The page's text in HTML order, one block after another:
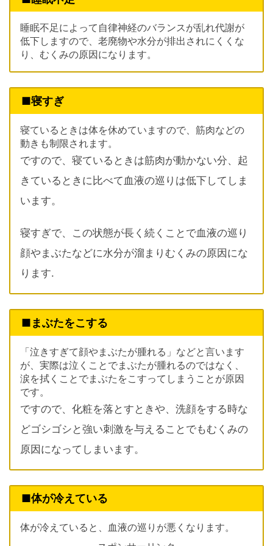
睡眠不足によって自律神経のバランスが乱れ代謝が
低下しますので、老廃物や水分が排出されにくくな
り、むくみの原因になります。
■寝すぎ
寝ているときは体を休めていますので、筋肉などの
動きも制限されます。
ですので、寝ているときは筋肉が動かない分、起
きているときに比べて血液の巡りは低下してしま
います。
寝すぎで、この状態が長く続くことで血液の巡り
顔やまぶたなどに水分が溜まりむくみの原因にな
ります.
■まぶたをこする
「泣きすぎて顔やまぶたが腫れる」などと言います
が、実際は泣くことでまぶたが腫れるのではなく、
涙を拭くことでまぶたをこすってしまうことが原因
です。
ですので、化粧を落とすときや、洗顔をする時な
どゴシゴシと強い刺激を与えることでもむくみの
原因になってしまいます。
■体が冷えている
体が冷えていると、血液の巡りが悪くなります。